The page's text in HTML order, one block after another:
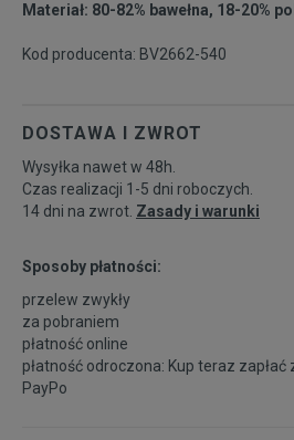
Materiał: 80-82% bawełna, 18-20%
Kod producenta: BV2662-540
DOSTAWA I ZWROT
Wysyłka nawet w 48h.
Czas realizacji 1-5 dni roboczych.
14 dni na zwrot. Zasady i warunki
Sposoby płatności:
przelew zwykły
za pobraniem
płatność online
płatność odroczona: Kup teraz zapłać
PayPo